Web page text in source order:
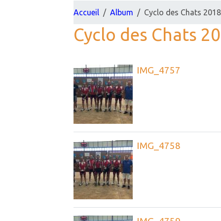
Accueil Album Cyclo des Chats 2018
Cyclo des Chats
IMG_4757
IMG_4758